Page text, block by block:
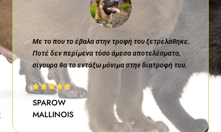
Με το που το έβαλα στην τροφή του ξετρελάθηκε.
Ποτέ δεν περίμενα τόσο άμεσα αποτελέσματα,
σίγουρα θα το εντάξω μόνιμα στην διατροφή του.
SPAROW
MALLINOIS